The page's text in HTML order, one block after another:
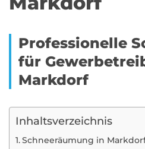
Professionelle
für
Markdorf
Inhaltsverzeichnis
Schneeräumung in